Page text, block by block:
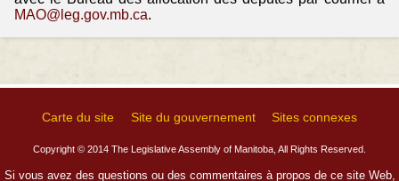
MAO@leg.gov.mb.ca.
Carte du site Site du gouvernement Sites connexes
Copyright © 2014 The Legislative Assembly of Manitoba, All Rights Reserved.
Si vous avez des questions ou des commentaires à propos de ce site Web,